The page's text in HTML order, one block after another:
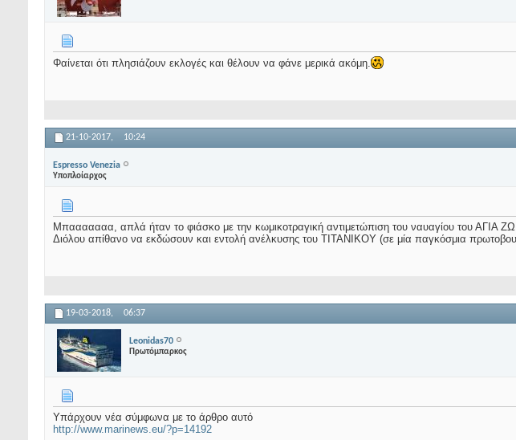
Φαίνεται ότι πλησιάζουν εκλογές και θέλουν να φάνε μερικά ακόμη.
21-10-2017, 10:24
Espresso Venezia
Υποπλοίαρχος
Μπααααααα, απλά ήταν το φιάσκο με την κωμικοτραγική αντιμετώπιση του ναυαγίου του ΑΓΙΑ
Διόλου απίθανο να εκδώσουν και εντολή ανέλκυσης του ΤΙΤΑΝΙΚΟΥ (σε μία παγκόσμια
19-03-2018, 06:37
Leonidas70
Πρωτόμπαρκος
Υπάρχουν νέα σύμφωνα με το άρθρο αυτό
http://www.marinews.eu/?p=14192